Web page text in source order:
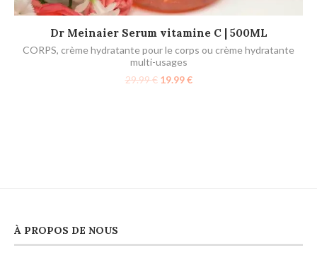
AJOUTER AU PANIER
Dr Meinaier Serum vitamine C | 500ML
CORPS, crème hydratante pour le corps ou crème hydratante
multi-usages
29.99€ 19.99€
À PROPOS DE NOUS